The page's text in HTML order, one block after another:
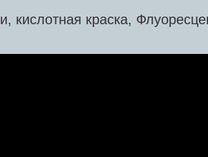
кислотная краска,